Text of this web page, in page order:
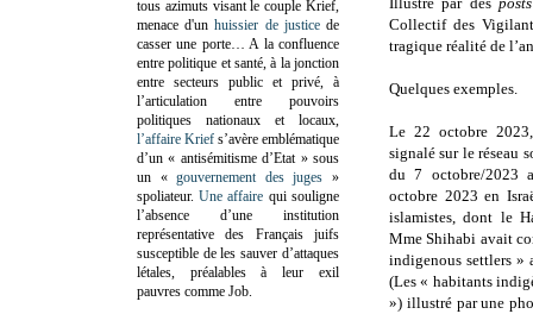
Collectif des
tragique réalité de
Quelques exemples.
Le 22 octobre
signalé sur le réseau
du 7 octobre/2023
octobre 2023 en
islamistes, dont le
Mme Shihabi avait
indigenous settlers »
(Les « habitants
») illustré par une
tous azimuts visant le couple Krief,
menace d'unhuissier de justicede
casser une porte… A la confluence
entre politique et santé, à la jonction
entre secteurs public et privé, à
l’articulation entre pouvoirs
politiques nationaux et locaux,
l’affaire Krief s’avère emblématique
d’un « antisémitisme d’Etat » sous
un «gouvernement des juges »
spoliateur.Une affaire qui souligne
l’absence d’une institution
représentative des Français juifs
susceptible de les sauver d’attaques
létales, préalables à leur exil
pauvres comme Job.